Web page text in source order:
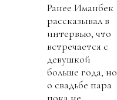
Ранее Иманбек
рассказывал в
интервью, что
встречается с
девушкой
больше года, но
о свадьбе пара